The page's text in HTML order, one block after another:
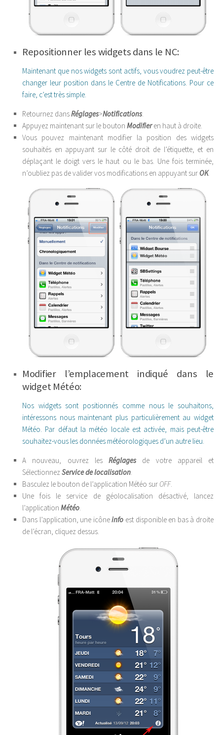
Repositionner les widgets dans le NC:
Maintenant que nos widgets sont actifs, vous voudrez peut-être
changer leur position dans le Centre de Notifications. Pour ce
faire, c’est très simple.
Retournez dansRéglages>Notifications.
Appuyez maintenant sur le bouton Modifier en haut à droite.
Vous pouvez maintenant modifier la position des widgets
souhaités en appuyant sur le côté droit de l’étiquette, et en
déplaçant le doigt vers le haut ou le bas. Une fois terminée,
n’oubliez pas de valider vos modifications en appuyant sur OK.
Modifier l’emplacement indiqué dans le
widget Météo:
Nos widgets sont positionnés comme nous le souhaitons,
intéressons nous maintenant plus particulièrement au widget
Météo. Par défaut la météo locale est activée, mais peut-être
souhaitez-vous les données météorologiques d’un autre lieu.
A nouveau, ouvrez les Réglages
de votre appareil et
Sélectionnez Service de localisation
Basculez le bouton de l’application Météo sur OFF.
Une fois le service de géolocalisation désactivé, lancez
l’application Météo
Dans l’application, une icôneinfo est disponible en bas à droite
de l’écran, cliquez dessus.